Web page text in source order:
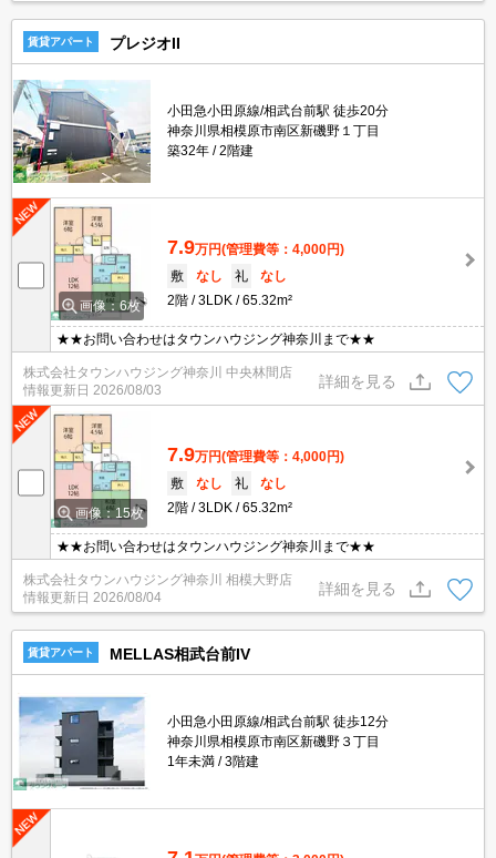
賃貸アパート プレジオII
小田急小田原線/相武台前駅 徒歩20分
神奈川県相模原市南区新磯野１丁目
築32年
2階建
画像：6枚
7.9万円(管理費等：4,000円)
敷
なし 礼
なし
2階
3LDK 65.32m²
★★お問い合わせはタウンハウジング神奈川まで★★
株式会社タウンハウジング神奈川 中央林間店
情報更新日 2026/08/03
詳細を見る
画像：15枚
7.9万円(管理費等：4,000円)
敷
なし 礼
なし
2階
3LDK 65.32m²
★★お問い合わせはタウンハウジング神奈川まで★★
株式会社タウンハウジング神奈川 相模大野店
情報更新日 2026/08/04
詳細を見る
賃貸アパート MELLAS相武台前IV
小田急小田原線/相武台前駅 徒歩12分
神奈川県相模原市南区新磯野３丁目
1年未満
3階建